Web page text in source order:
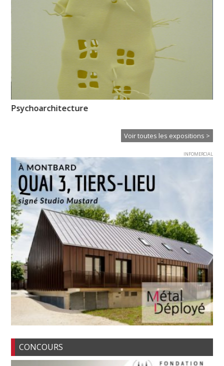
Psychoarchitecture
Voir toutes les expositions >
INFOMERCIAL
CONCOURS